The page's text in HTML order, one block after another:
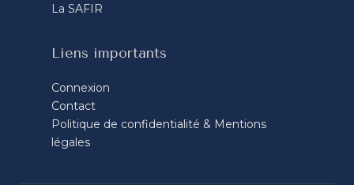
La SAFIR
Liens importants
Connexion
Contact
Politique de confidentialité & Mentions
légales